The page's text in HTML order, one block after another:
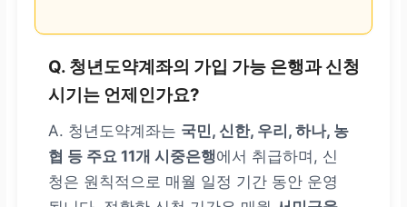
Q. 청년도약계좌의 가입 가능 은행과 신청
시기는 언제인가요?
A. 청년도약계좌는 국민, 신한, 우리, 하나, 농
협 등 주요 11개 시중은행에서 취급하며, 신
청은 원칙적으로 매월 일정 기간 동안 운영